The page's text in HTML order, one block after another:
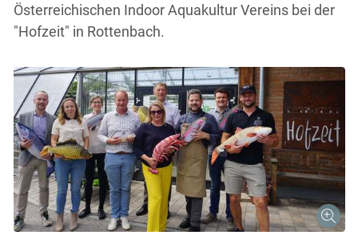
Österreichischen Indoor Aquakultur Vereins bei der
"Hofzeit" in Rottenbach.